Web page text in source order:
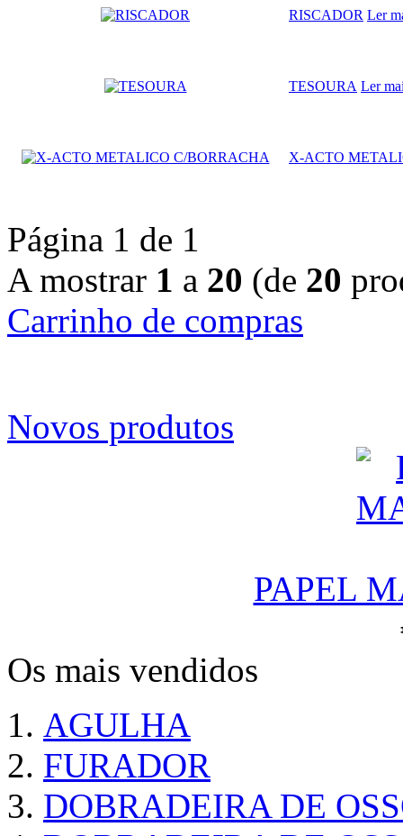
RISCADOR Ler
TESOURA Ler
X-ACTO
Página 1 de 1
A mostrar 1 a 20 (de 20
Carrinho de compras
Novos produtos
PAPEL
Os mais vendidos
AGULHA
FURADOR
DOBRADEIRA DE